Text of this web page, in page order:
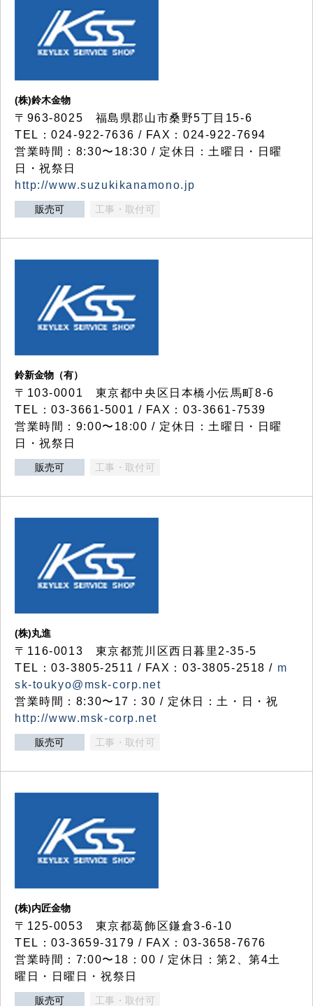
(株)鈴木金物
〒963-8025 福島県郡山市桑野5丁目15-6
TEL：024-922-7636 / FAX：024-922-7694
営業時間：8:30〜18:30 / 定休日：土曜日・日曜
日・祝祭日
http://www.suzukikanamono.jp
販売可 工事・取付可
鈴新金物（有）
〒103-0001 東京都中央区日本橋小伝馬町8-6
TEL：03-3661-5001 / FAX：03-3661-7539
営業時間：9:00〜18:00 / 定休日：土曜日・日曜
日・祝祭日
販売可 工事・取付可
(株)丸進
〒116-0013 東京都荒川区西日暮里2-35-5
TEL：03-3805-2511 / FAX：03-3805-2518 / m
sk-toukyo@msk-corp.net
営業時間：8:30〜17：30 / 定休日：土・日・祝
http://www.msk-corp.net
販売可 工事・取付可
(株)内匠金物
〒125-0053 東京都葛飾区鎌倉3-6-10
TEL：03-3659-3179 / FAX：03-3658-7676
営業時間：7:00〜18：00 / 定休日：第2、第4土
曜日・日曜日・祝祭日
販売可 工事・取付可